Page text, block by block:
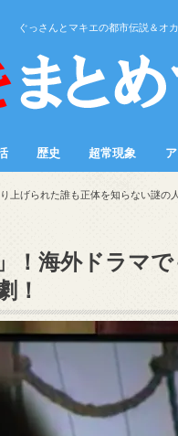
ぐっさんとマキエの都市伝説＆オ
歴史 超常現象
上げられた誰も正体を知らない謎の
！海外ドラマ
！